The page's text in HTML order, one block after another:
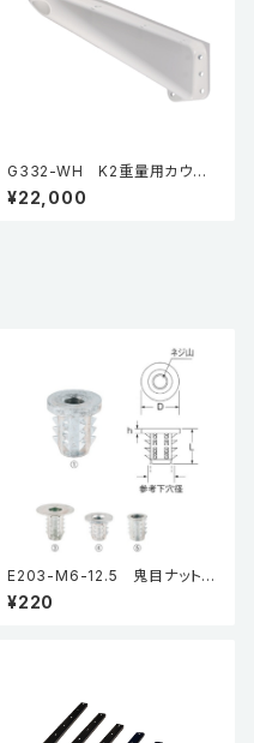
G332-WH K2重量用カウン
ターテーブル金具
¥22,000
E203-M6-12.5 鬼目ナットB
タイプ（5個入り）
¥220